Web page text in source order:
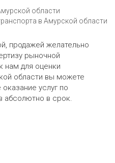
области
в Амурской области
продажей желательно
рыночной
нам для оценки
области вы можете
услуг по
абсолютно в срок.